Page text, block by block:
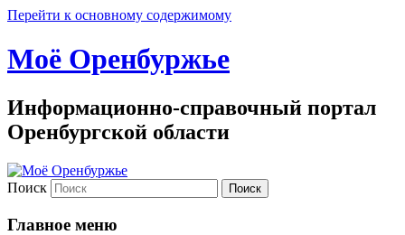
Перейти к основному содержимому
Моё Оренбуржье
Информационно-справочный портал
Оренбургской области
Поиск
Главное меню